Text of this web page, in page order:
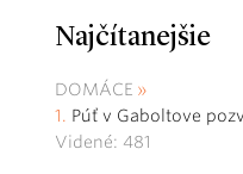
Najčítanejšie
DOMÁCE
Púť v Gaboltove
Videné: 481